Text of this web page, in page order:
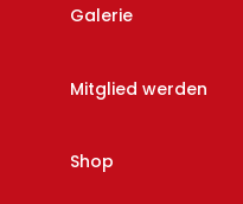
Galerie
Mitglied werden
Shop